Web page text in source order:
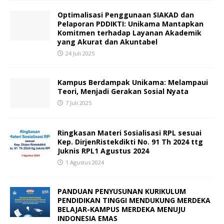
Optimalisasi Penggunaan SIAKAD dan
Pelaporan PDDIKTI: Unikama Mantapkan
Komitmen terhadap Layanan Akademik
yang Akurat dan Akuntabel
24 Juli 2025
Kampus Berdampak Unikama: Melampaui
Teori, Menjadi Gerakan Sosial Nyata
7 Juli 2025
Ringkasan Materi Sosialisasi RPL sesuai
Kep. DirjenRistekdikti No. 91 Th 2024 ttg
Juknis RPL1 Agustus 2024
1 Agustus 2024
PANDUAN PENYUSUNAN KURIKULUM
PENDIDIKAN TINGGI MENDUKUNG MERDEKA
BELAJAR-KAMPUS MERDEKA MENUJU
INDONESIA EMAS